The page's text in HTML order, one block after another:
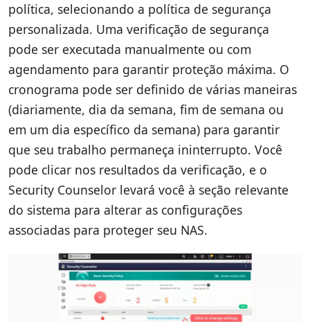
política, selecionando a política de segurança
personalizada. Uma verificação de segurança
pode ser executada manualmente ou com
agendamento para garantir proteção máxima. O
cronograma pode ser definido de várias maneiras
(diariamente, dia da semana, fim de semana ou
em um dia específico da semana) para garantir
que seu trabalho permaneça ininterrupto. Você
pode clicar nos resultados da verificação, e o
Security Counselor levará você à seção relevante
do sistema para alterar as configurações
associadas para proteger seu NAS.